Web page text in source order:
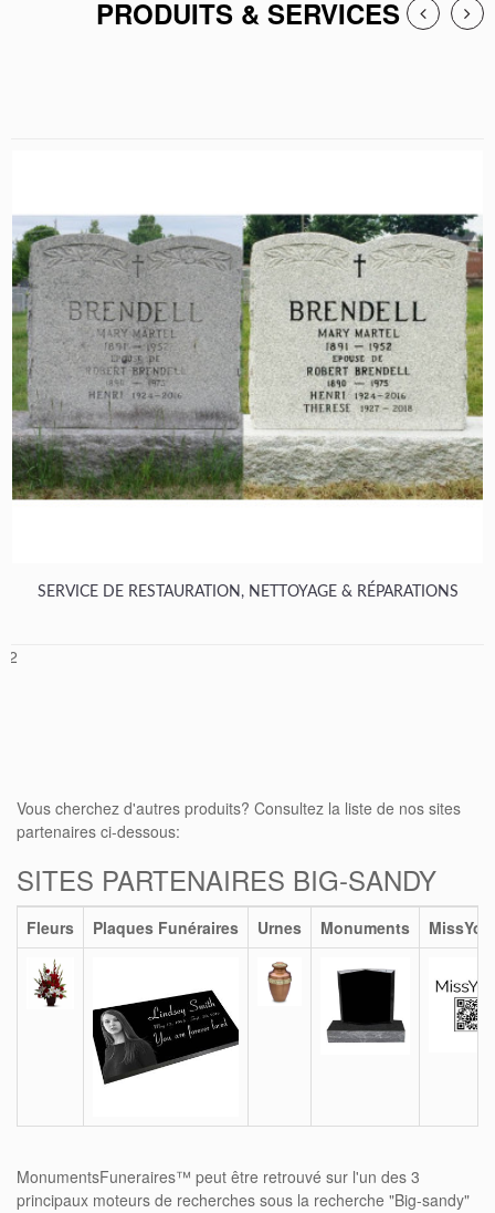
PRODUITS & SERVICES
SERVICE DE RESTAURATION, NETTOYAGE & RÉPARATIONS
2
Vous cherchez d'autres produits? Consultez la liste de nos sites
partenaires ci-dessous:
SITES PARTENAIRES BIG-SANDY
Fleurs Plaques Funéraires Urnes Monuments
MonumentsFuneraires™ peut être retrouvé sur l'un des 3
principaux moteurs de recherches sous la recherche "Big-sandy"